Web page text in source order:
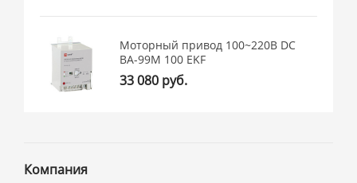
Моторный привод 100~220В DC
ВА-99M 100 EKF
33 080 руб.
Компания